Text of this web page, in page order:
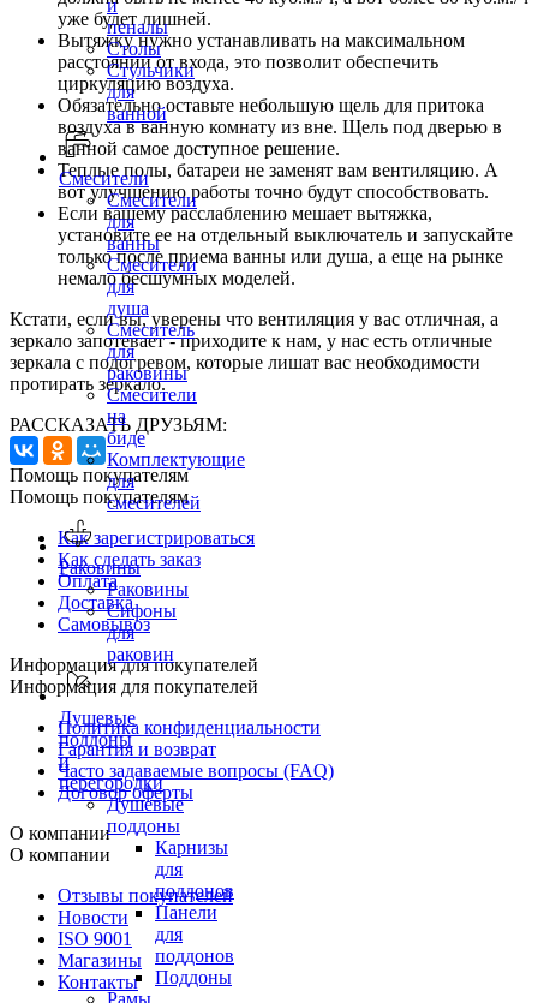
и
пеналы
Столы
Стульчики
для
ванной
Смесители
Смесители
для
ванны
Смесители
для
душа
Смеситель
для
раковины
Смесители
на
биде
Комплектующие
для
смесителей
Раковины
Раковины
Сифоны
для
раковин
Душевые
поддоны
и
перегородки
Душевые
поддоны
Карнизы
для
поддонов
Панели
для
поддонов
Поддоны
уже будет лишней.
Вытяжку нужно устанавливать на максимальном
расстоянии от входа, это позволит обеспечить
циркуляцию воздуха.
Обязательно оставьте небольшую щель для притока
воздуха в ванную комнату из вне. Щель под дверью в
ванной самое доступное решение.
Теплые полы, батареи не заменят вам вентиляцию. А
вот улучшению работы точно будут способствовать.
Если вашему расслаблению мешает вытяжка,
установите ее на отдельный выключатель и запускайте
только после приема ванны или душа, а еще на рынке
немало бесшумных моделей.
Кстати, если вы, уверены что вентиляция у вас отличная, а
зеркало запотевает - приходите к нам, у нас есть отличные
зеркала с подогревом, которые лишат вас необходимости
протирать зеркало.
РАССКАЗАТЬ ДРУЗЬЯМ:
Помощь покупателям
Помощь покупателям
Как зарегистрироваться
Как сделать заказ
Оплата
Доставка
Самовывоз
Информация для покупателей
Информация для покупателей
Политика конфиденциальности
Гарантия и возврат
Часто задаваемые вопросы (FAQ)
Договор оферты
О компании
О компании
Отзывы покупателей
Новости
ISO 9001
Магазины
Контакты